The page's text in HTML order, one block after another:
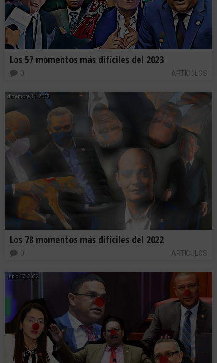
Los 57 momentos más difíciles del 2023
ARTÍCULOS
0
diciembre 31, 2022
Los 78 momentos más difíciles del 2022
ARTÍCULOS
0
junio 17, 2022